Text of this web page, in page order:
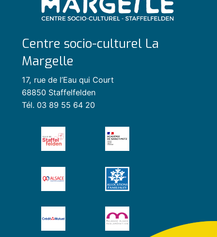
Centre socio-culturel La
Margelle
17, rue de l’Eau qui Court
68850 Staffelfelden
Tél. 03 89 55 64 20